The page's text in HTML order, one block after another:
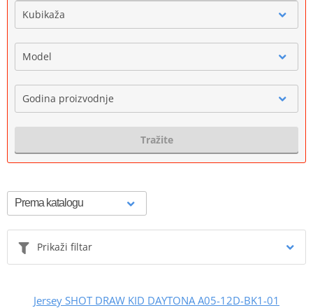
Kubikaža
Model
Godina proizvodnje
Tražite
Prikaži filtar
Jersey SHOT DRAW KID DAYTONA A05-12D-BK1-01